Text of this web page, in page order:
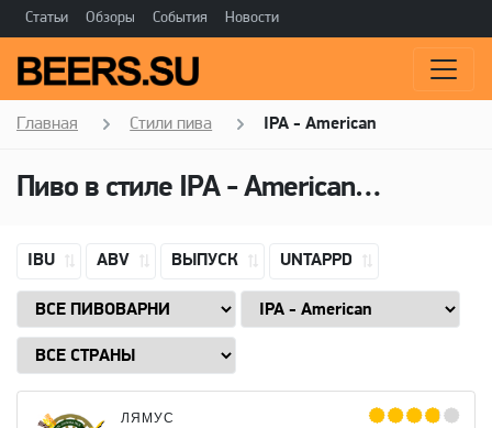
Статьи Обзоры События Новости
Главная Стили пива IPA - American
Пиво в стиле IPA - American
IBU ABV ВЫПУСК UNTAPPD
ЛЯМУС